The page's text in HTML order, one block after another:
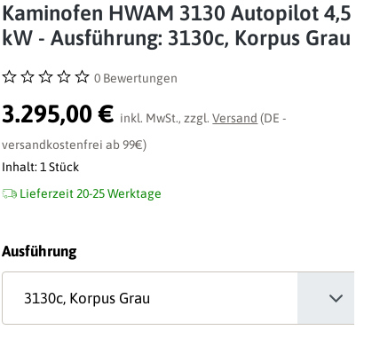
Kaminofen HWAM 3130 Autopilot 4,5
kW - Ausführung: 3130c, Korpus Grau
Durchschnittliche Bewertung von 0 von 5 Sternen
0 Bewertungen
3.295,00 € inkl. MwSt., zzgl.Versand (DE -
versandkostenfrei ab 99€)
Inhalt:1 Stück
Lieferzeit 20-25 Werktage
Ausführungauswählen